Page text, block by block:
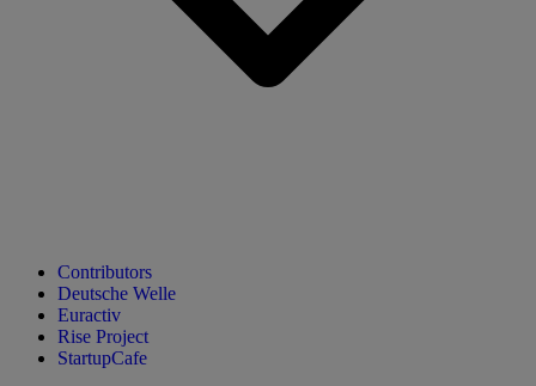
Contributors
Deutsche Welle
Euractiv
Rise Project
StartupCafe